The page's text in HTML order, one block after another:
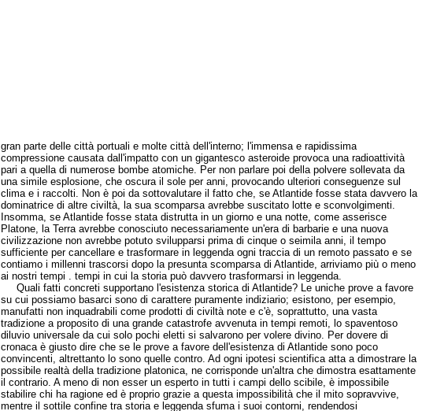
gran parte delle città portuali e molte città dell'interno; l'immensa e rapidissima
compressione causata dall'impatto con un gigantesco asteroide provoca una radioattività
pari a quella di numerose bombe atomiche. Per non parlare poi della polvere sollevata da
una simile esplosione, che oscura il sole per anni, provocando ulteriori conseguenze sul
clima e i raccolti. Non è poi da sottovalutare il fatto che, se Atlantide fosse stata davvero la
dominatrice di altre civiltà, la sua scomparsa avrebbe suscitato lotte e sconvolgimenti.
Insomma, se Atlantide fosse stata distrutta in un giorno e una notte, come asserisce
Platone, la Terra avrebbe conosciuto necessariamente un'era di barbarie e una nuova
civilizzazione non avrebbe potuto svilupparsi prima di cinque o seimila anni, il tempo
sufficiente per cancellare e trasformare in leggenda ogni traccia di un remoto passato e se
contiamo i millenni trascorsi dopo la presunta scomparsa di Atlantide, arriviamo più o meno
ai nostri tempi . tempi in cui la storia può davvero trasformarsi in leggenda.
Quali fatti concreti supportano l'esistenza storica di Atlantide? Le uniche prove a favore
su cui possiamo basarci sono di carattere puramente indiziario; esistono, per esempio,
manufatti non inquadrabili come prodotti di civiltà note e c'è, soprattutto, una vasta
tradizione a proposito di una grande catastrofe avvenuta in tempi remoti, lo spaventoso
diluvio universale da cui solo pochi eletti si salvarono per volere divino. Per dovere di
cronaca è giusto dire che se le prove a favore dell'esistenza di Atlantide sono poco
convincenti, altrettanto lo sono quelle contro. Ad ogni ipotesi scientifica atta a dimostrare la
possibile realtà della tradizione platonica, ne corrisponde un'altra che dimostra esattamente
il contrario. A meno di non esser un esperto in tutti i campi dello scibile, è impossibile
stabilire chi ha ragione ed è proprio grazie a questa impossibilità che il mito sopravvive,
mentre il sottile confine tra storia e leggenda sfuma i suoi contorni, rendendosi